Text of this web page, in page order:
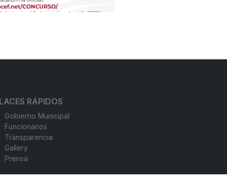
RÁPIDOS
Gobierno Municipal
Funcionarios
Transparencia
Gallery
Prensa
CON MARY